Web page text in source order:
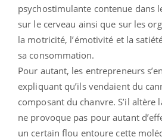
psychostimulante contenue dans
sur le cerveau ainsi que sur les
la motricité, l’émotivité et la
sa consommation.
Pour autant, les entrepreneurs
expliquant qu’ils vendaient du
composant du chanvre. S’il altère
ne provoque pas pour autant
un certain flou entoure cette